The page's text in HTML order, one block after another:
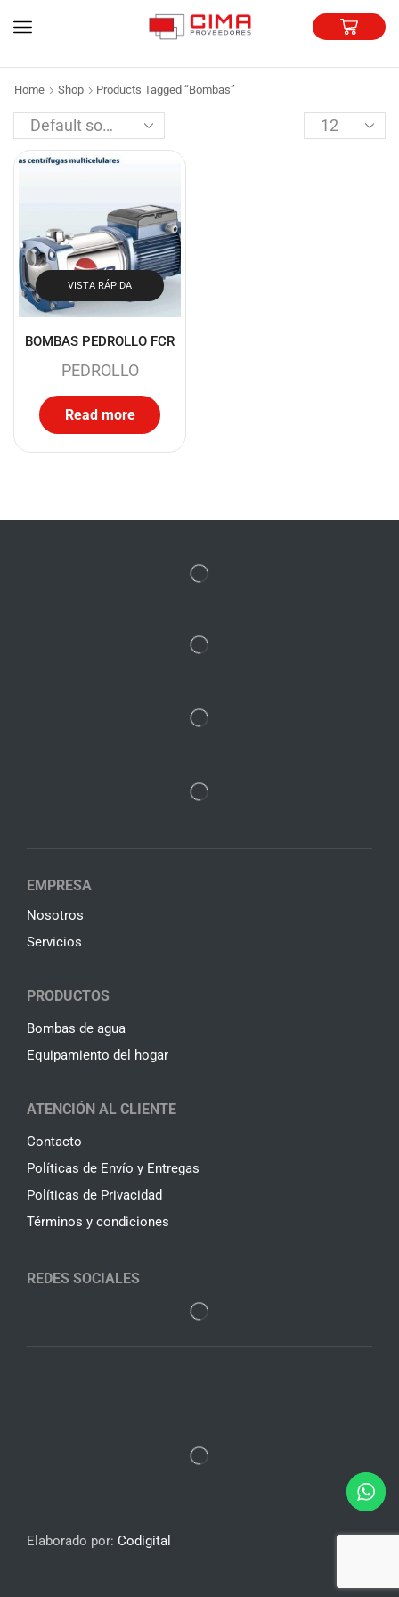
Home Shop Products Tagged “Bombas”
VISTA RÁPIDA
BOMBAS PEDROLLO FCR
PEDROLLO
Read more
EMPRESA
Nosotros
Servicios
PRODUCTOS
Bombas de agua
Equipamiento del hogar
ATENCIÓN AL CLIENTE
Contacto
Políticas de Envío y Entregas
Políticas de Privacidad
Términos y condiciones
REDES SOCIALES
Elaborado por: Codigital